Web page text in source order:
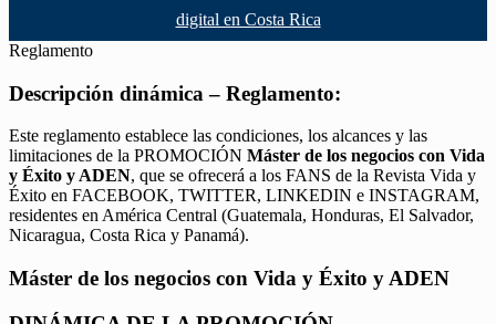
digital en Costa Rica
Reglamento
Descripción dinámica – Reglamento:
Este reglamento establece las condiciones, los alcances y las
limitaciones de la PROMOCIÓN Máster de los negocios con Vida
y Éxito y ADEN, que se ofrecerá a los FANS de la Revista Vida y
Éxito en FACEBOOK, TWITTER, LINKEDIN e INSTAGRAM,
residentes en América Central (Guatemala, Honduras, El Salvador,
Nicaragua, Costa Rica y Panamá).
Máster de los negocios con Vida y Éxito y ADEN